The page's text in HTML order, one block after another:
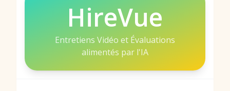
HireVue
Entretiens Vidéo et Évaluations
alimentés par l'IA